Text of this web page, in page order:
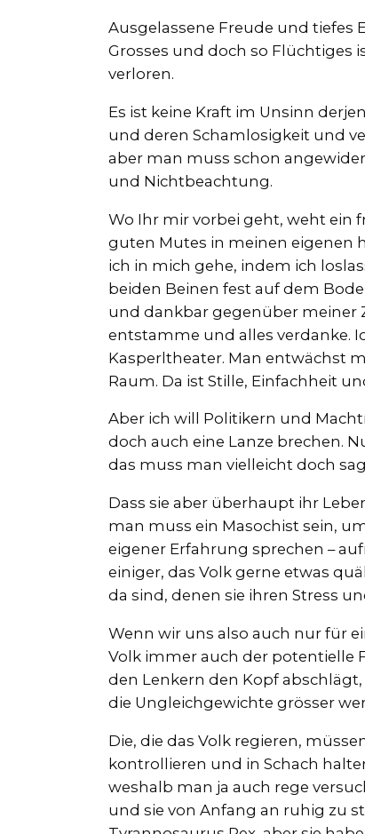
Ausgelassene Freude und tiefes
Grosses und doch so Flüchtiges
verloren.
Es ist keine Kraft im Unsinn
und deren Schamlosigkeit und
aber man muss schon
und Nichtbeachtung.
Wo Ihr mir vorbei geht, weht ein
guten Mutes in meinen eigenen
ich in mich gehe, indem ich
beiden Beinen fest auf dem
und dankbar gegenüber meiner
entstamme und alles verdanke.
Kasperltheater. Man entwächst
Raum. Da ist Stille, Einfachheit
Aber ich will Politikern und
doch auch eine Lanze brechen.
das muss man vielleicht doch
Dass sie aber überhaupt ihr
man muss ein Masochist sein,
eigener Erfahrung sprechen –
einiger, das Volk gerne etwas
da sind, denen sie ihren Stress
Wenn wir uns also auch nur für
Volk immer auch der potentielle
den Lenkern den Kopf
die Ungleichgewichte grösser
Die, die das Volk regieren,
kontrollieren und in Schach
weshalb man ja auch rege
und sie von Anfang an ruhig zu